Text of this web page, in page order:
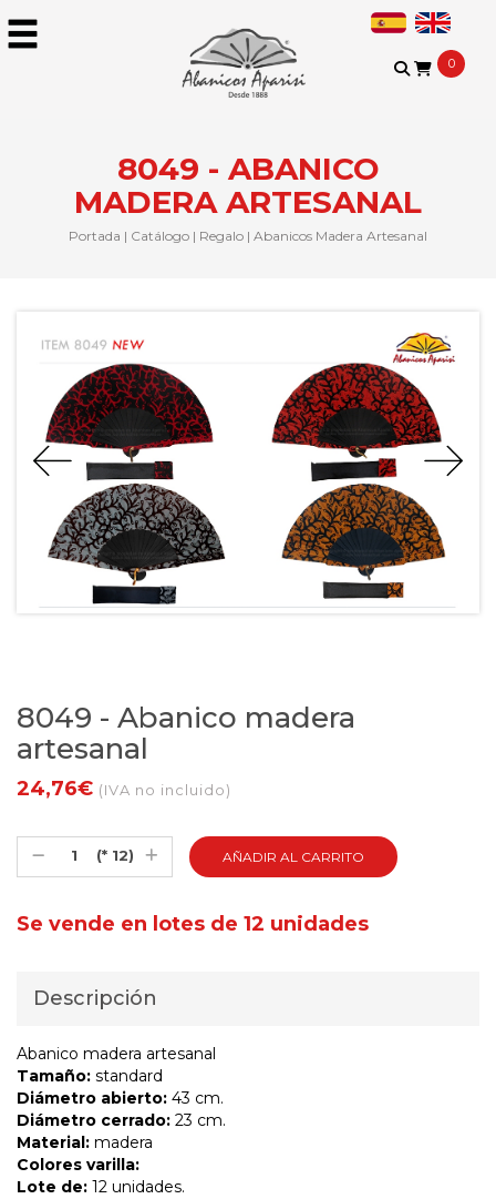
0
8049 - ABANICO
MADERA ARTESANAL
Portada | Catálogo | Regalo | Abanicos Madera Artesanal
8049 - Abanico madera
artesanal
24,76€ (IVA no incluido)
(* 12)
Se vende en lotes de 12 unidades
Descripción
Abanico madera artesanal
Tamaño: standard
Diámetro abierto: 43 cm.
Diámetro cerrado: 23 cm.
Material: madera
Colores varilla:
Lote de: 12 unidades.